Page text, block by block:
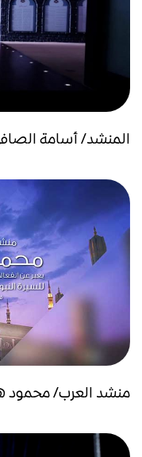
المنشد/ أسامة
منشد العرب/ محمود